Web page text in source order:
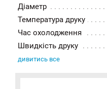
Діаметр
Температура друку
Час охолодження
Швидкість друку
дивитись все